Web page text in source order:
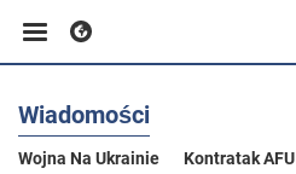
Biznes
Wiadomości
Wojna Na Ukrainie Kontratak AFU